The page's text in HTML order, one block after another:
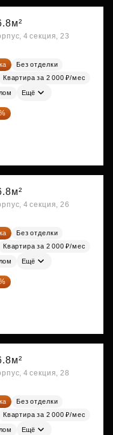
4 секция, 23
Без отделки
Квартира за 2 000 ₽/мес
Ещё
4 секция, 26
Без отделки
Квартира за 2 000 ₽/мес
Ещё
4 секция, 28
Без отделки
Квартира за 2 000 ₽/мес
Ещё